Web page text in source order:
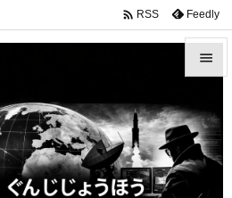

メニュ

前へ
 RSS Feedly